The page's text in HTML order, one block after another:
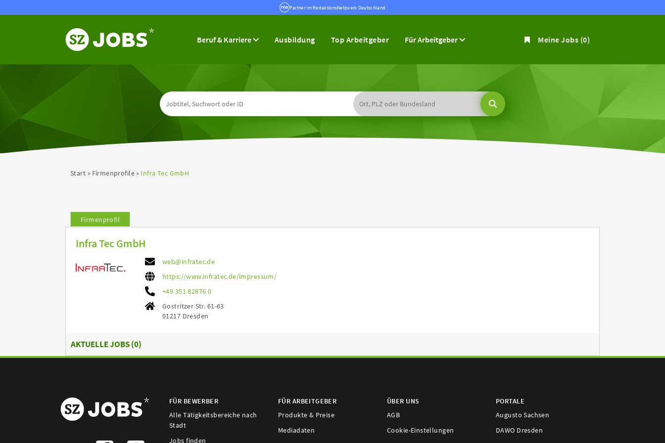
Partner im RedaktionsNetzwerk Deutschland
Beruf & Karriere Ausbildung Top Arbeitgeber Für Arbeitgeber Meine Jobs (0)
Start Firmenprofile Infra Tec GmbH
Firmenprofil
Infra Tec GmbH
web@infratec.de
https://www.infratec.de/impressum/
+49 351 82876 0
Gostritzer Str. 61-63
01217 Dresden
AKTUELLE JOBS (0)
FÜR BEWERBER
Alle Tätigkeitsbereiche nach
Stadt
Jobs finden
FÜR ARBEITGEBER
Produkte & Preise
Mediadaten
ÜBER UNS
AGB
Cookie-Einstellungen
PORTALE
Augusto Sachsen
DAWO Dresden